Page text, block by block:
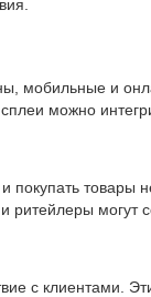
мобильные и
можно
товары
могут
с клиентами.